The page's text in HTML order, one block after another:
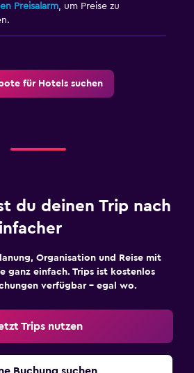
Preisalarm , um Preise zu
für Hotels suchen
du deinen Trip nach
Organisation und Reise mit
ganz einfach. Trips ist kostenlos
verfügbar – egal wo.
Trips nutzen
Buchung suchen